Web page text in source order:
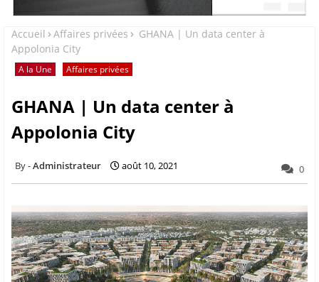
Accueil Affaires privées
GHANA | Un data center à
Appolonia City
A la Une Affaires privées
GHANA | Un data center à
Appolonia City
Administrateur août 10, 2021 0